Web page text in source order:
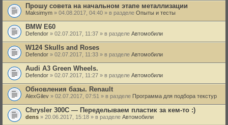
Прошу совета на начальном этапе металлизации
Maksimym » 04.08.2017, 04:40 » в разделе Опыты и тесты
BMW E60
Defendor » 02.07.2017, 11:37 » в разделе Автомобили
W124 Skulls and Roses
Defendor » 02.07.2017, 11:33 » в разделе Автомобили
Audi A3 Green Wheels.
Defendor » 02.07.2017, 11:27 » в разделе Автомобили
Обновления базы. Renault
AlexGilev » 02.07.2017, 07:51 » в разделе Программа для подбора текстур
Chrysler 300C — Переделываем пластик за кем-то :)
dens » 20.06.2017, 15:18 » в разделе Автомобили